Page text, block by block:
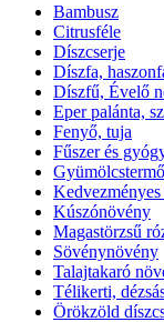
Bambusz
Citrusféle
Díszcserje
Díszfa,
Díszfű, Évelő
Eper palánta,
Fenyő, tuja
Fűszer és
Gyümölcstermő
Kúszónövény
Magastörzsű
Sövénynövény
Talajtakaró
Télikerti,
Örökzöld